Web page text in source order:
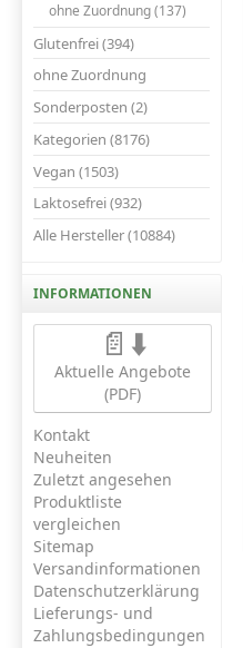
ohne Zuordnung (137)
Glutenfrei (394)
ohne Zuordnung
Sonderposten (2)
Kategorien (8176)
Vegan (1503)
Laktosefrei (932)
Alle Hersteller (10884)
INFORMATIONEN
📄⬇️
Aktuelle Angebote
(PDF)
Kontakt
Neuheiten
Zuletzt angesehen
Produktliste
vergleichen
Sitemap
Versandinformationen
Datenschutzerklärung
Lieferungs- und
Zahlungsbedingungen